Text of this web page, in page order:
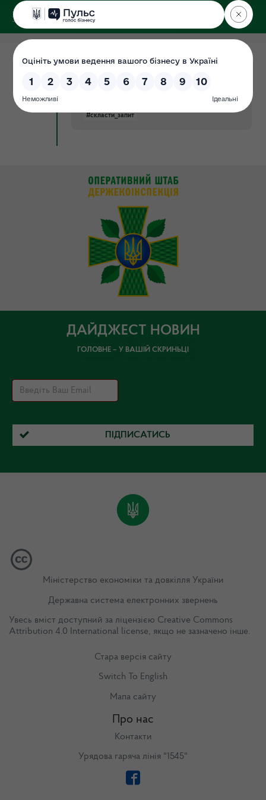
ДЕРЖЕКОІНСПЕКЦІЯ
09.01.2019
Новина
запитів
#скласти_запит
ДАЙДЖЕСТ НОВИН
ГОЛОВНЕ – У ВАШІЙ СКРИНЬЦІ
ПІДПИСАТИСЬ
Міністерство економіки та довкілля України
Державна система електронних звернень
Увесь вміст доступний за ліцензією Creative Commons
Attribution 4.0 International license, якщо не зазначено інше.
Стара версія сайту
Switch To English
Мапа сайту
Про нас
Контакти
Урядова гаряча лінія "1545"